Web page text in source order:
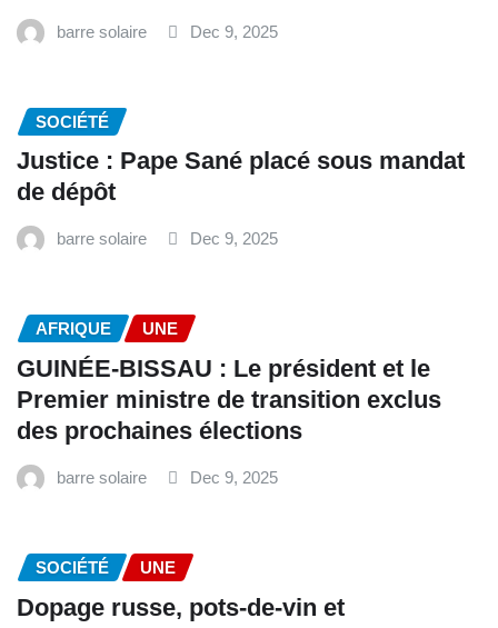
barre solaire Dec 9, 2025
SOCIÉTÉ
Justice : Pape Sané placé sous mandat
de dépôt
barre solaire Dec 9, 2025
AFRIQUE UNE
GUINÉE-BISSAU : Le président et le
Premier ministre de transition exclus
des prochaines élections
barre solaire Dec 9, 2025
SOCIÉTÉ UNE
Dopage russe, pots-de-vin et